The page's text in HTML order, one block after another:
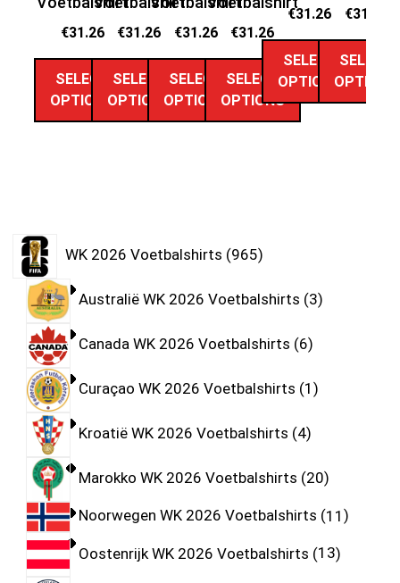
€31.26
SELECT
OPTIONS
€31.26
SELECT
OPTIONS
€31.26
SELECT
OPTIONS
€31.26
SELECT
OPTIONS
€31.26
SELECT
OPTIONS
€31.26
SELECT
OPTIONS
WK 2026 Voetbalshirts 965
Australië WK 2026 Voetbalshirts 3
Canada WK 2026 Voetbalshirts 6
Curaçao WK 2026 Voetbalshirts 1
Kroatië WK 2026 Voetbalshirts 4
Marokko WK 2026 Voetbalshirts 20
Noorwegen WK 2026 Voetbalshirts 11
Oostenrijk WK 2026 Voetbalshirts 13